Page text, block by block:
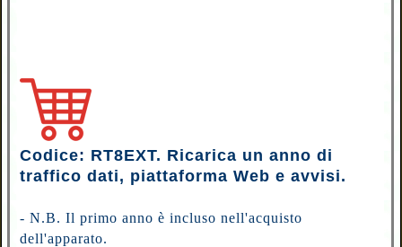
Codice: RT8EXT. Ricarica un anno di
traffico dati, piattaforma Web e avvisi.
- N.B. Il primo anno è incluso nell'acquisto
dell'apparato.